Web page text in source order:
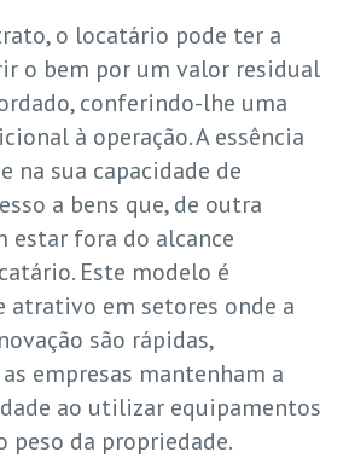
o locatário pode ter a
o bem por um valor residual
conferindo-lhe uma
à operação. A essência
na sua capacidade de
a bens que, de outra
estar fora do alcance
Este modelo é
em setores onde a
são rápidas,
empresas mantenham a
ao utilizar equipamentos
peso da propriedade.